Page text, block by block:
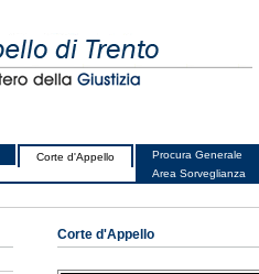
Corte d'Appello
Procura Generale
Area Sorveglianza
Corte d'Appello